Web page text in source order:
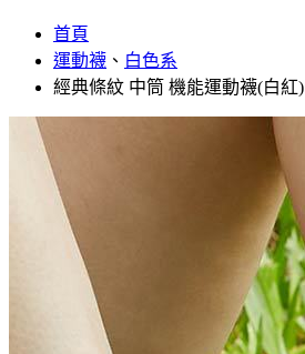
首頁
運動襪 、 白色系
經典條紋 中筒 機能運動襪(白紅)